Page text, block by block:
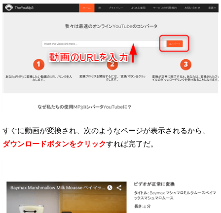
すぐに動画が変換され、次のようなページが表示されるから、
ダウンロードボタンをクリックすれば完了だ。